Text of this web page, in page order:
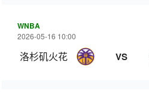
WNBA
2026-05-16 10:00
洛杉矶火花 VS